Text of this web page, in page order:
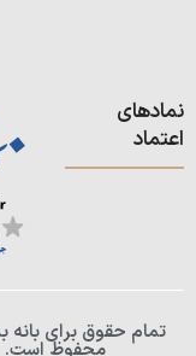
نمادهای
اعتماد
تمام حقوق برای بانه